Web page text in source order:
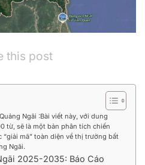
this post
Ngãi :Bài viết này, với dung
từ, sẽ là một bản phân tích chiến
“giải mã” toàn diện về thị trường bất
Ngãi.
2025-2035: Báo Cáo